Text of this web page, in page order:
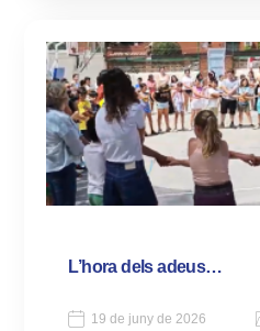
L’hora dels adeus…
19 de juny de 2026